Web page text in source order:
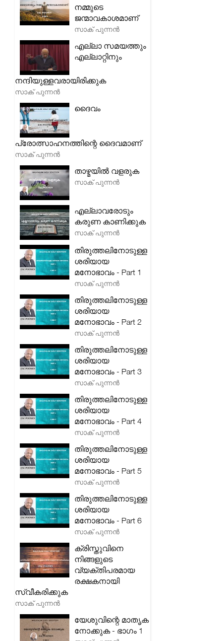
നമ്മുടെ
ജന്മാവകാശമാണ്
സാക് പുന്നൻ
എല്ലാ സമയത്തും
എല്ലാറ്റിനും
നന്ദിയുള്ളവരായിരിക്കുക
സാക് പുന്നൻ
ദൈവം
പ്രോത്സാഹനത്തിന്റെ ദൈവമാണ്
സാക് പുന്നൻ
താഴ്മയിൽ വളരുക
സാക് പുന്നൻ
എല്ലാവരോടും
കരുണ കാണിക്കുക
സാക് പുന്നൻ
തിരുത്തലിനോടുള്ള
ശരിയായ
മനോഭാവം - Part 1
സാക് പുന്നൻ
തിരുത്തലിനോടുള്ള
ശരിയായ
മനോഭാവം - Part 2
സാക് പുന്നൻ
തിരുത്തലിനോടുള്ള
ശരിയായ
മനോഭാവം - Part 3
സാക് പുന്നൻ
തിരുത്തലിനോടുള്ള
ശരിയായ
മനോഭാവം - Part 4
സാക് പുന്നൻ
തിരുത്തലിനോടുള്ള
ശരിയായ
മനോഭാവം - Part 5
സാക് പുന്നൻ
തിരുത്തലിനോടുള്ള
ശരിയായ
മനോഭാവം - Part 6
സാക് പുന്നൻ
ക്രിസ്തുവിനെ
നിങ്ങളുടെ
വ്യക്തിപരമായ
രക്ഷകനായി
സ്വീകരിക്കുക
സാക് പുന്നൻ
യേശുവിന്റെ മാതൃക
നോക്കുക - ഭാഗം 1